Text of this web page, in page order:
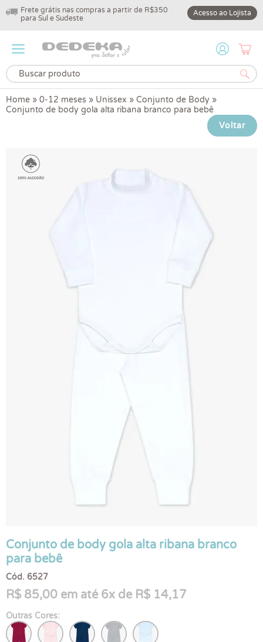
Frete grátis nas compras a partir de R$350
para Sul e Sudeste
10% off na
DEDEKA10
Acesso ao Lojista
Home » 0-12 meses » Unissex » Conjunto de Body »
Conjunto de body gola alta ribana branco para bebê
Voltar
Conjunto de body gola alta ribana branco
para bebê
Cód. 6527
R$ 85,00 em até 6x de R$ 14,17
Outras Cores: